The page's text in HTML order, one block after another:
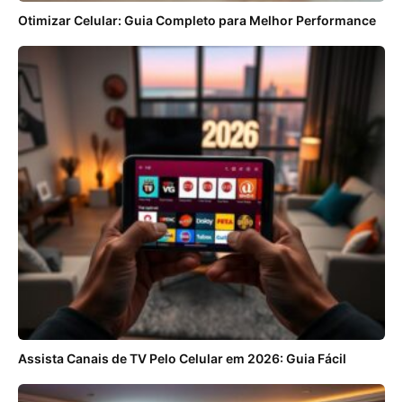
Otimizar Celular: Guia Completo para Melhor Performance
Assista Canais de TV Pelo Celular em 2026: Guia Fácil